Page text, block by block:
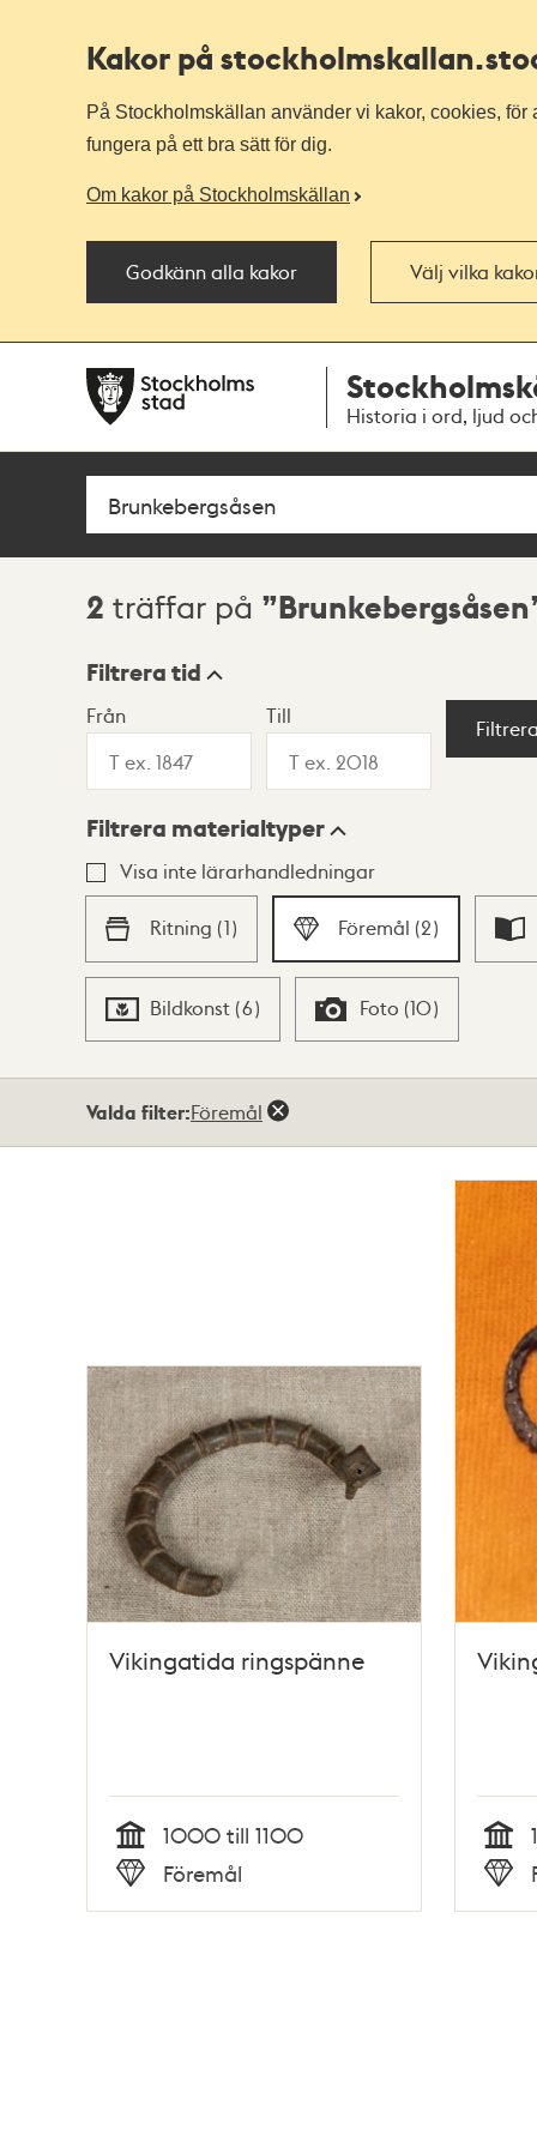
Kakor på stockholmskallan
På Stockholmskällan använder vi kakor, cookies,
fungera på ett bra sätt för dig.
Om kakor på Stockholmskällan
Godkänn alla kakor Välj vilka
navigationen
huvudinnehållet
Historia i ord, ljud
Sök
Sökresultat
2 träffar på Brunkebergsåsen
Visningsläge
Lista Karta
Filtrera tid
Från Till
Filtrera materialtyper
Visa inte lärarhandledningar
Ritning (1) Föremål (2)
Bildkonst (6) Foto (10)
Valda filter:Föremål
Vikingatida ringspänne
Tid
1000 till 1100
Typ
Föremål Tid
Typ